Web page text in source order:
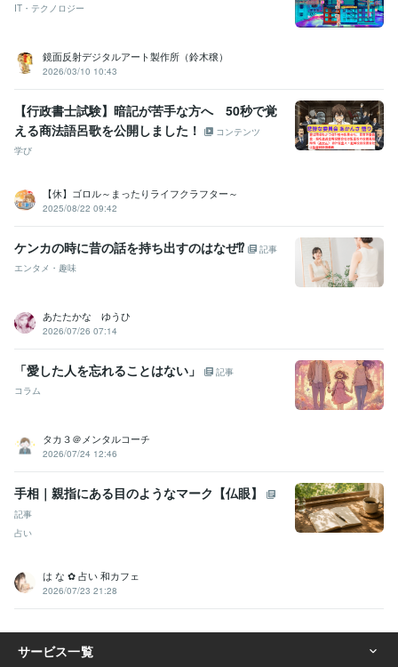
好奇心旺盛:99年声フェチ:99年個性的:99年
共感力:99年肯定力:99年
恋愛体質:99年爽やか:99年元気:99年ポジティブ:99年聴く力:99年
逆思考:99年優しさ:99年
得意分野
悩み相談・カウンセリング
24歳で家を購入した行動力と決断力✨☘
よ✨
悩み相談・カウンセリング 自信 リーダーシップ
IT・テクノロジー
鏡面反射デジタルアート製作所（鈴木穣）
2026/03/10 10:43
【行政書士試験】暗記が苦手な方へ 50秒で覚
える商法語呂歌を公開しました！
コンテンツ
学び
【休】ゴロル～まったりライフクラフター～
2025/08/22 09:42
ケンカの時に昔の話を持ち出すのはなぜ⁉
記事
エンタメ・趣味
あたたかな ゆうひ
2026/07/26 07:14
「愛した人を忘れることはない」
記事
コラム
タカ３＠メンタルコーチ
2026/07/24 12:46
手相｜親指にある目のようなマーク【仏眼】
記事
占い
は な ✿ 占い 和カフェ
2026/07/23 21:28